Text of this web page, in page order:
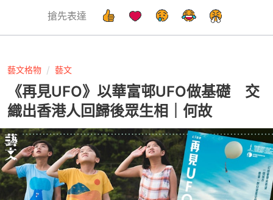
搶先表達
藝文格物 藝文
《再見UFO》以華富邨UFO做基礎 交
織出香港人回歸後眾生相｜何故